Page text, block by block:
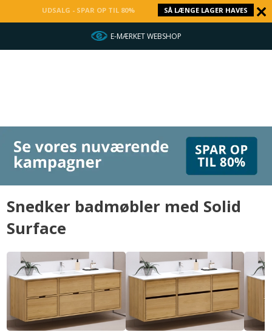
UDSALG - SPAR OP TIL 80% SÅ LÆNGE LAGER HAVES
E-MÆRKET WEBSHOP
Snedker badmøbler med Solid
Surface